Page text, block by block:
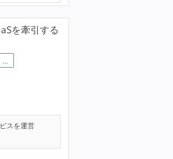
を牽引する
…
スを運営